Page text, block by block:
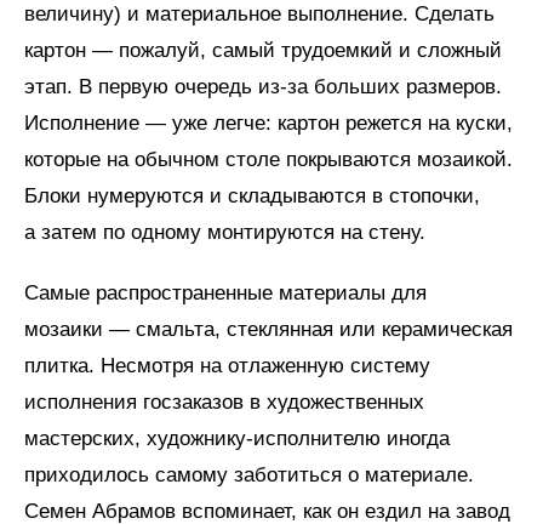
величину) и материальное выполнение. Сделать
картон — пожалуй, самый трудоемкий и сложный
этап. В первую очередь из-за больших размеров.
Исполнение — уже легче: картон режется на куски,
которые на обычном столе покрываются мозаикой.
Блоки нумеруются и складываются в стопочки,
а затем по одному монтируются на стену.
Самые распространенные материалы для
мозаики — смальта, стеклянная или керамическая
плитка. Несмотря на отлаженную систему
исполнения госзаказов в художественных
мастерских, художнику-исполнителю иногда
приходилось самому заботиться о материале.
Семен Абрамов вспоминает, как он ездил на завод